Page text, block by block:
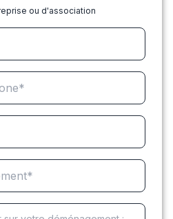
ou d'association